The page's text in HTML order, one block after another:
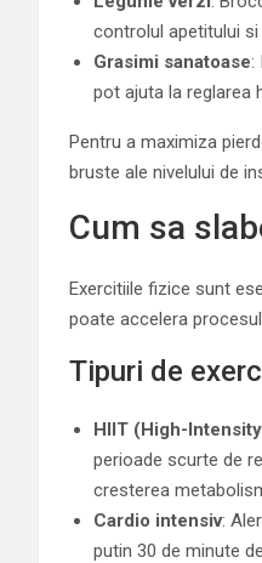
controlul apetitului
Grasimi sanatoase:
pot ajuta la reglarea
Pentru a maximiza
bruste ale nivelului de
Cum sa
Exercitiile fizice sunt
poate accelera
Tipuri de
HIIT (High-
perioade scurte de
cresterea
Cardio intensiv:
putin 30 de minute